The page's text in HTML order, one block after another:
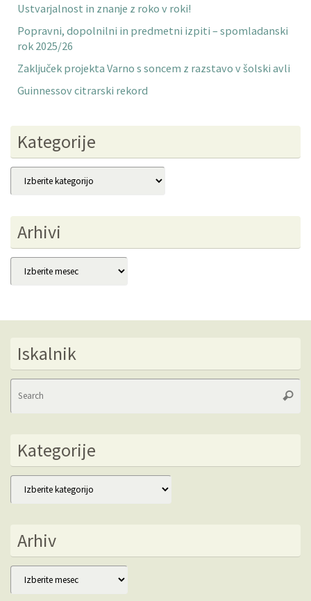
Ustvarjalnost in znanje z roko v roki!
Popravni, dopolnilni in predmetni izpiti – spomladanski
rok 2025/26
Zaključek projekta Varno s soncem z razstavo v šolski avli
Guinnessov citrarski rekord
Kategorije
Kategorije
Arhivi
Arhivi
Iskalnik
Kategorije
Kategorije
Arhiv
Arhiv